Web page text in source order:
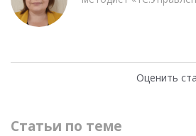
Оценить
Статьи по теме